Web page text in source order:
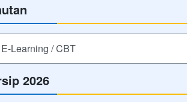
E-Learning / CBT
2026